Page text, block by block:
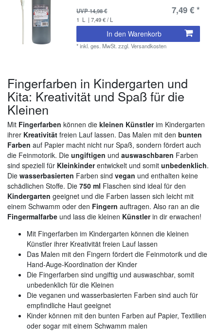
UVP 14,98 €
7,49 € *
1 L | 7,49 € / L
In den Warenkorb
*inkl. ges. MwSt. zzgl.Versandkosten
Fingerfarben in Kindergarten und
Kita: Kreativität und Spaß für die
Kleinen
Mit Fingerfarben können die kleinen Künstlerim Kindergarten
ihrer Kreativität freien Lauf lassen. Das Malen mit den bunten
Farben auf Papier macht nicht nur Spaß, sondern fördert auch
die Feinmotorik. Die ungiftigen und auswaschbaren Farben
sind speziell für Kleinkinderentwickelt und somit unbedenklich.
Die wasserbasierten Farben sind vegan und enthalten keine
schädlichen Stoffe. Die 750 ml Flaschen sind ideal für den
Kindergarten geeignet und die Farben lassen sich leicht mit
einem Schwamm oder den Fingern auftragen. Also ran an die
Fingermalfarbe und lass die kleinen Künstlerin dir erwachen!
Mit Fingerfarben im Kindergarten können die kleinen
Künstler ihrer Kreativität freien Lauf lassen
Das Malen mit den Fingern fördert die Feinmotorik und die
Hand-Auge-Koordination der Kinder
Die Fingerfarben sind ungiftig und auswaschbar, somit
unbedenklich für die Kleinen
Die veganen und wasserbasierten Farben sind auch für
empfindliche Haut geeignet
Kinder können mit den bunten Farben auf Papier, Textilien
oder sogar mit einem Schwamm malen